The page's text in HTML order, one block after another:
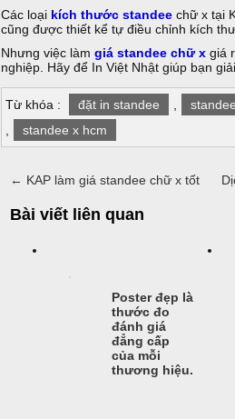
Các loại kích thước standee chữ x tại
cũng được thiết kể tự điều chỉnh kích
Nhưng việc làm giá standee chữ x giá
nghiệp. Hãy để In Việt Nhật giúp bạn
Từ khóa : đặt in standee
standee x hcm
← KAP làm giá standee chữ x tốt
Bài viết liên quan
Poster đẹp là
thước đo
đánh giá
đẳng cấp
của mỗi
thương hiệu.